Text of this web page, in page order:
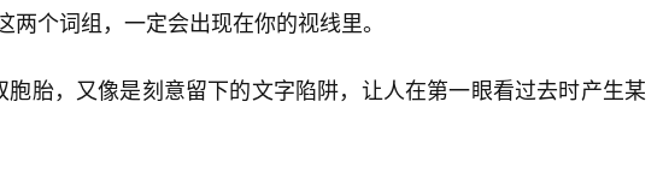
两个词组，一定会出现在你的视线里。
胞胎，又像是刻意留下的文字陷阱，让人在第一眼看过去时产生某